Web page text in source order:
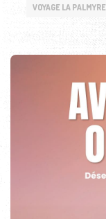
VOYAGE LA PALMYRE